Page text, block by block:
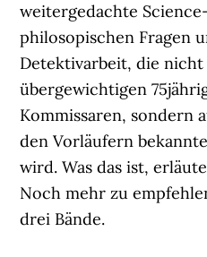
weitergedachte
philosopischen Fragen
Detektivarbeit, die
übergewichtigen
Kommissaren, sondern
den Vorläufern
wird. Was das ist,
Noch mehr zu
drei Bände.